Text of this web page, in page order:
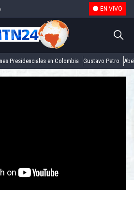
EN VIVO
Presidenciales en Colombia Gustavo Petro